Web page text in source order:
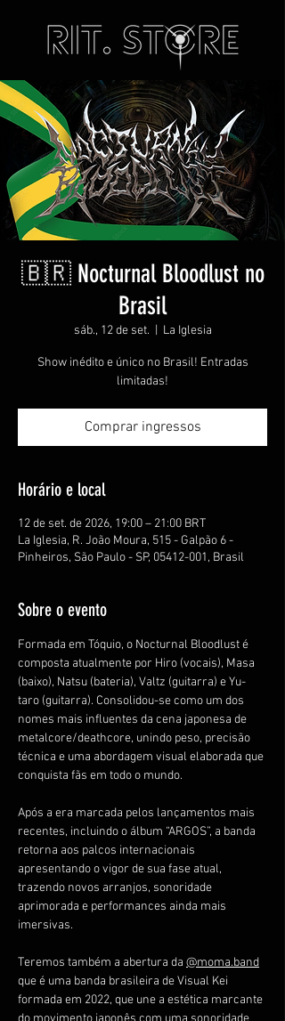
🇧🇷 Nocturnal Bloodlust no
Brasil
sáb., 12 de set. La Iglesia
Show inédito e único no Brasil! Entradas
limitadas!
Comprar ingressos
Horário e local
12 de set. de 2026, 19:00 – 21:00 BRT
La Iglesia, R. João Moura, 515 - Galpão 6 -
Pinheiros, São Paulo - SP, 05412-001, Brasil
Sobre o evento
Formada em Tóquio, o Nocturnal Bloodlust é
composta atualmente por Hiro (vocais), Masa
(baixo), Natsu (bateria), Valtz (guitarra) e Yu-
taro (guitarra). Consolidou-se como um dos
nomes mais influentes da cena japonesa de
metalcore/deathcore, unindo peso, precisão
técnica e uma abordagem visual elaborada que
conquista fãs em todo o mundo.
Após a era marcada pelos lançamentos mais
recentes, incluindo o álbum “ARGOS”, a banda
retorna aos palcos internacionais
apresentando o vigor de sua fase atual,
trazendo novos arranjos, sonoridade
aprimorada e performances ainda mais
imersivas.
Teremos também a abertura da @moma.band
que é uma banda brasileira de Visual Kei
formada em 2022, que une a estética marcante